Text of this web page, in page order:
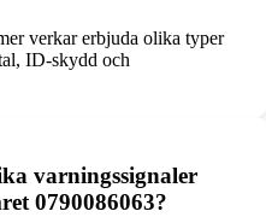
verkar erbjuda olika typer
ID-skydd och
varningssignaler
0790086063?